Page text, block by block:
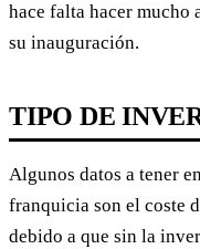
hace falta hacer mucho
su inauguración.
TIPO DE
Algunos datos a tener
franquicia son el coste
debido a que sin la